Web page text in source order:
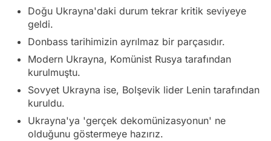
Doğu Ukrayna'daki durum tekrar kritik seviyeye
geldi.
Donbass tarihimizin ayrılmaz bir parçasıdır.
Modern Ukrayna, Komünist Rusya tarafından
kurulmuştu.
Sovyet Ukrayna ise, Bolşevik lider Lenin tarafından
kuruldu.
Ukrayna'ya 'gerçek dekomünizasyonun' ne
olduğunu göstermeye hazırız.